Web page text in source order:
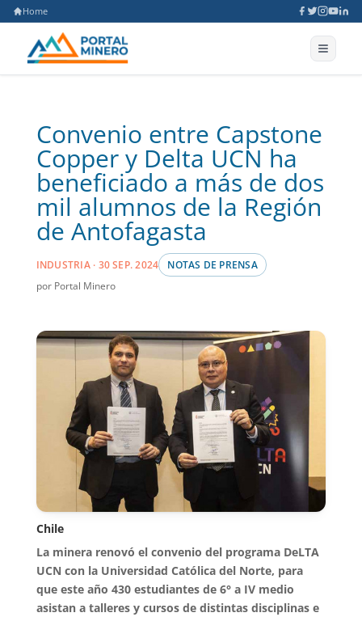
Home
Convenio entre Capstone
Copper y Delta UCN ha
beneficiado a más de dos
mil alumnos de la Región
de Antofagasta
INDUSTRIA · 30 SEP. 2024 NOTAS DE PRENSA
por Portal Minero
Chile
La minera renovó el convenio del programa DeLTA
UCN con la Universidad Católica del Norte, para
que este año 430 estudiantes de 6° a IV medio
asistan a talleres y cursos de distintas disciplinas e